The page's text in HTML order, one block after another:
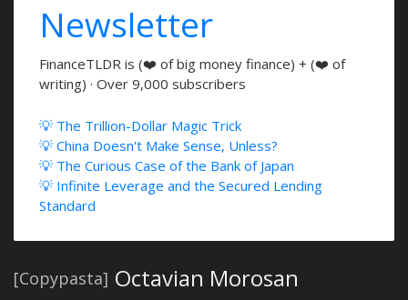
Newsletter
FinanceTLDR is (❤️ of big money finance) + (❤️ of
writing) · Over 9,000 subscribers
💡 The Trillion-Dollar Magic Trick
💡 China Doesn't Make Sense, Unless?
💡 The Curious Case of the Bank of Japan
💡 Infinite Leverage and the Secured Lending
Standard
[Copypasta] Octavian Morosan